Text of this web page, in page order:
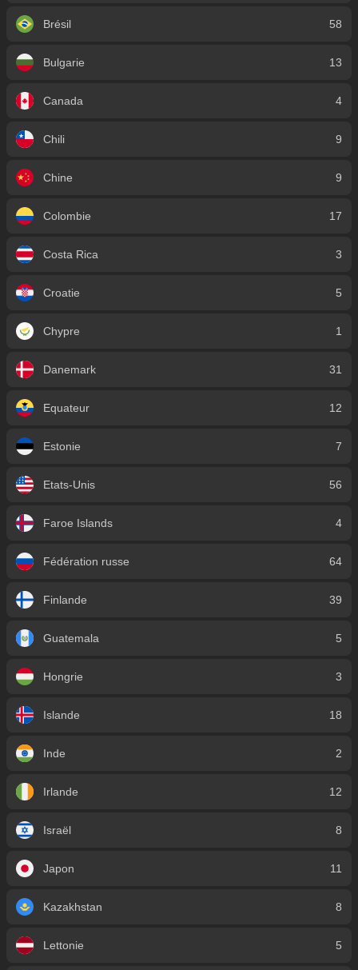
Brésil 58
Bulgarie 13
Canada 4
Chili 9
Chine 9
Colombie 17
Costa Rica 3
Croatie 5
Chypre 1
Danemark 31
Equateur 12
Estonie 7
Etats-Unis 56
Faroe Islands 4
Fédération russe 64
Finlande 39
Guatemala 5
Hongrie 3
Islande 18
Inde 2
Irlande 12
Israël 8
Japon 11
Kazakhstan 8
Lettonie 5